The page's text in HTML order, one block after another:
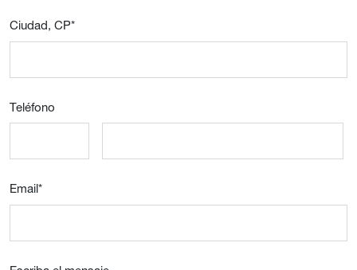
Ciudad, CP*
Teléfono
Email*